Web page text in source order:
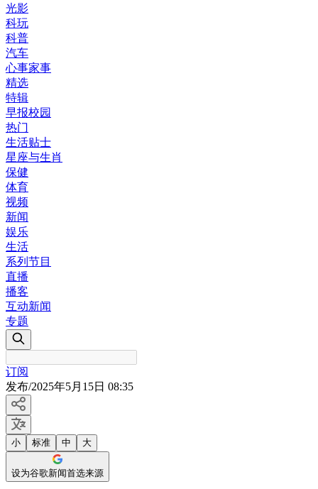
光影
科玩
科普
汽车
心事家事
精选
特辑
早报校园
热门
生活贴士
星座与生肖
保健
体育
视频
新闻
娱乐
生活
系列节目
直播
播客
互动新闻
专题
订阅
发布/2025年5月15日 08:35
小 标准 中 大
设为谷歌新闻首选来源